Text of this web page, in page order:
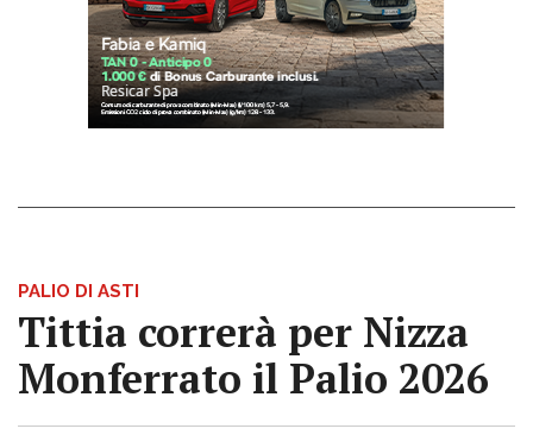
PALIO DI ASTI
Tittia correrà per Nizza
Monferrato il Palio 2026